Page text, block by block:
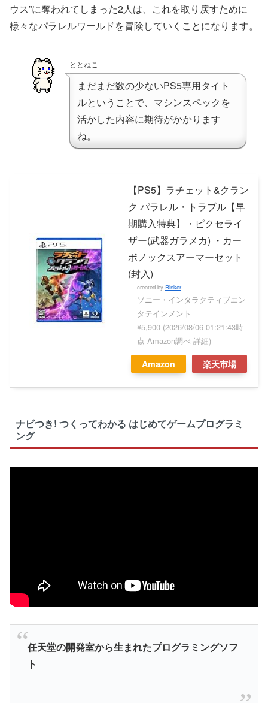
ウス”に奪われてしまった2人は、これを取り戻すために
様々なパラレルワールドを冒険していくことになります。
ととねこ
まだまだ数の少ないPS5専用タイト
ルということで、マシンスペックを
活かした内容に期待がかかります
ね。
【PS5】ラチェット&クラン
ク パラレル・トラブル【早
期購入特典】・ピクセライ
ザー(武器ガラメカ) ・カー
ボノックスアーマーセット
(封入)
created by Rinker
ソニー・インタラクティブエン
タテインメント
¥5,900 (2026/08/06 01:21:43時
点 Amazon調べ-詳細)
Amazon 楽天市場
ナビつき! つくってわかる はじめてゲームプログラミ
ング
任天堂の開発室から生まれたプログラミングソフ
ト